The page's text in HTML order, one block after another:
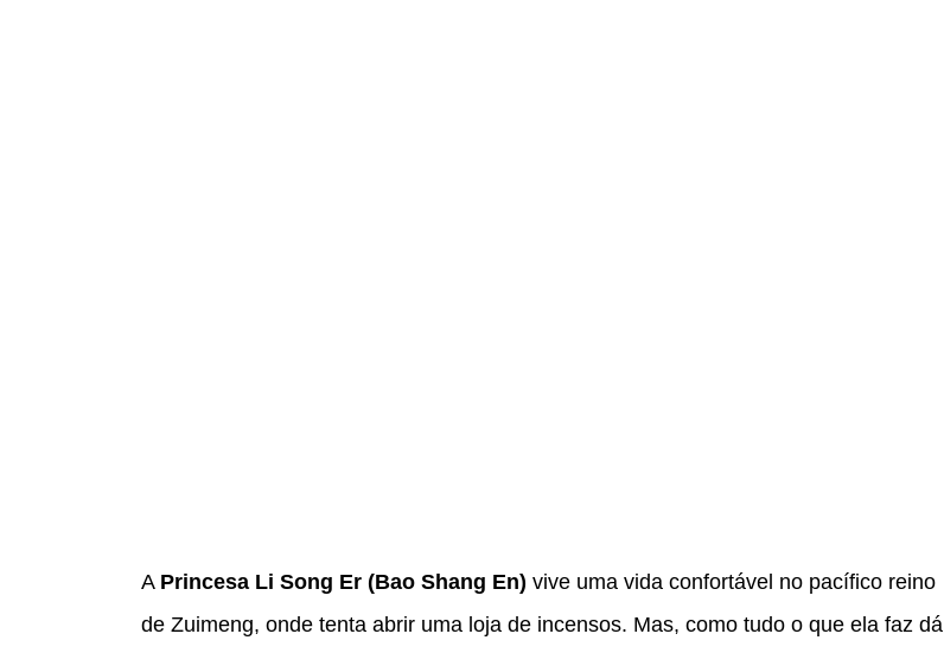
A Princesa Li Song Er (Bao Shang En) vive uma vida confortável no pacífico reino
de Zuimeng, onde tenta abrir uma loja de incensos. Mas, como tudo o que ela faz dá